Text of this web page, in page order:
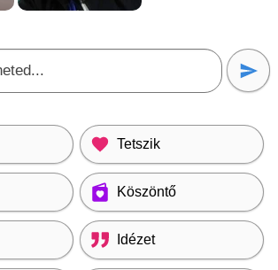
Tetszik
Köszöntő
Idézet